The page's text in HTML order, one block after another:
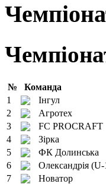
№ Команда
1
Інгул
2
Агротех
3
FC PROCRAFT
4
Зірка
5
ФК Долинська
6
Олександрія
7
Новатор